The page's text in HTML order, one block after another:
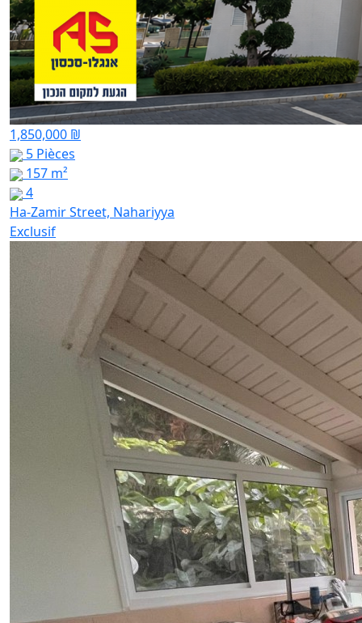
1,850,000 ₪
5 Pièces
157 m²
4
Ha-Zamir Street, Nahariyya
Exclusif